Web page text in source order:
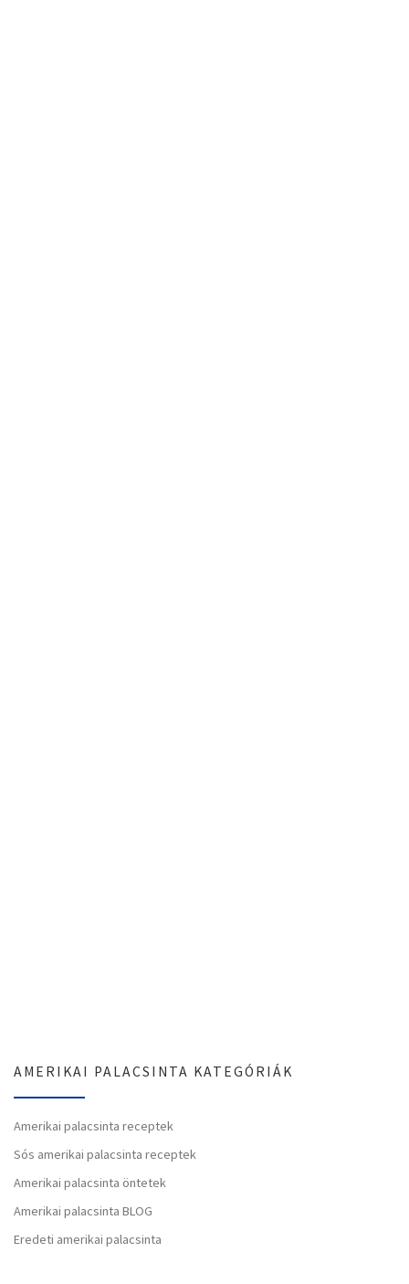
AMERIKAI PALACSINTA KATEGÓRIÁK
Amerikai palacsinta receptek
Sós amerikai palacsinta receptek
Amerikai palacsinta öntetek
Amerikai palacsinta BLOG
Eredeti amerikai palacsinta